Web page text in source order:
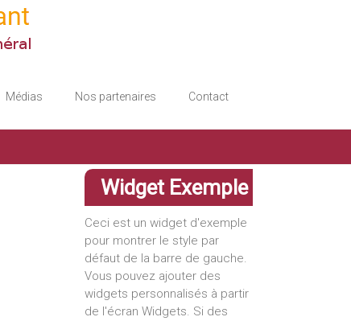
Médias Nos partenaires Contact
Widget Exemple
Ceci est un widget d'exemple
pour montrer le style par
défaut de la barre de gauche.
Vous pouvez ajouter des
widgets personnalisés à partir
de l'écran Widgets. Si des